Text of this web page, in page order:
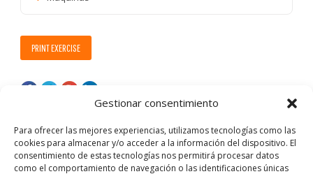
Gestionar consentimiento
Para ofrecer las mejores experiencias, utilizamos tecnologías como las
cookies para almacenar y/o acceder a la información del dispositivo. El
consentimiento de estas tecnologías nos permitirá procesar datos
como el comportamiento de navegación o las identificaciones únicas
PRINT EXERCISE